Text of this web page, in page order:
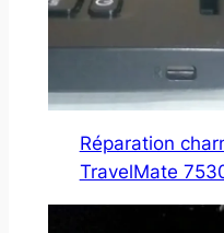
Réparation
TravelMate